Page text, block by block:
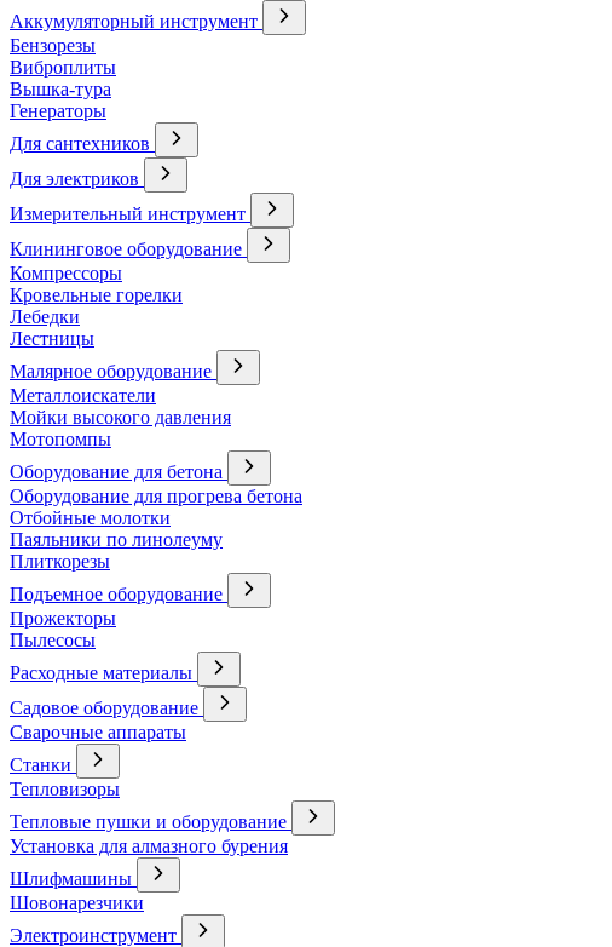
Аккумуляторный инструмент
Бензорезы
Виброплиты
Вышка-тура
Генераторы
Для сантехников
Для электриков
Измерительный инструмент
Клининговое оборудование
Компрессоры
Кровельные горелки
Лебедки
Лестницы
Малярное оборудование
Металлоискатели
Мойки высокого давления
Мотопомпы
Оборудование для бетона
Оборудование для прогрева бетона
Отбойные молотки
Паяльники по линолеуму
Плиткорезы
Подъемное оборудование
Прожекторы
Пылесосы
Расходные материалы
Садовое оборудование
Сварочные аппараты
Станки
Тепловизоры
Тепловые пушки и оборудование
Установка для алмазного бурения
Шлифмашины
Шовонарезчики
Электроинструмент